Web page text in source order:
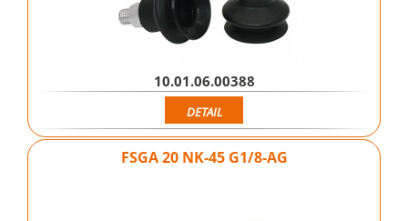
10.01.06.00388
DETAIL
FSGA 20 NK-45 G1/8-AG